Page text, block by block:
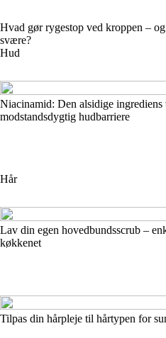
Hvad gør rygestop ved kroppen –
svære?
Hud
Niacinamid: Den alsidige ingrediens
modstandsdygtig hudbarriere
Hår
Lav din egen hovedbundsscrub –
køkkenet
Tilpas din hårpleje til hårtypen for